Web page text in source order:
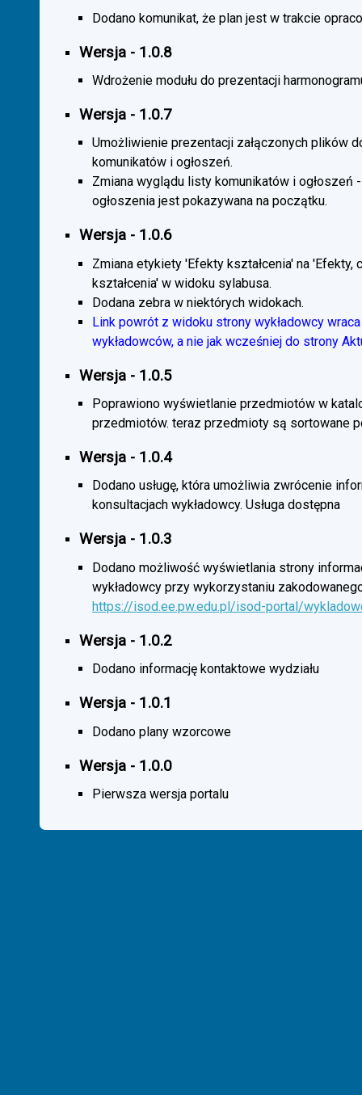
Dodano komunikat, że plan jest w trakcie
Wersja - 1.0.8
Wdrożenie modułu do prezentacji
Wersja - 1.0.7
Umożliwienie prezentacji załączonych plików
komunikatów i ogłoszeń.
Zmiana wyglądu listy komunikatów i ogłoszeń
ogłoszenia jest pokazywana na początku.
Wersja - 1.0.6
Zmiana etykiety 'Efekty kształcenia' na 'Efekty,
kształcenia' w widoku sylabusa.
Dodana zebra w niektórych widokach.
Link powrót z widoku strony wykładowcy
wykładowców, a nie jak wcześniej do strony
Wersja - 1.0.5
Poprawiono wyświetlanie przedmiotów w
przedmiotów. teraz przedmioty są sortowane
Wersja - 1.0.4
Dodano usługę, która umożliwia zwrócenie
konsultacjach wykładowcy. Usługa dostępna
Wersja - 1.0.3
Dodano możliwość wyświetlania strony
wykładowcy przy wykorzystaniu
https://isod.ee.pw.edu.pl/isod-portal/
Wersja - 1.0.2
Dodano informację kontaktowe wydziału
Wersja - 1.0.1
Dodano plany wzorcowe
Wersja - 1.0.0
Pierwsza wersja portalu